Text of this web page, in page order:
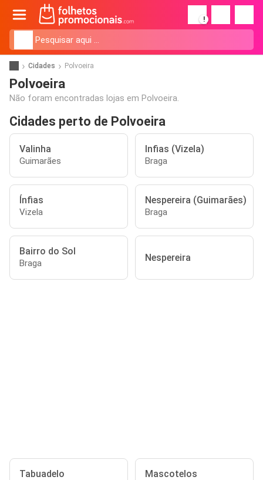
!
Cidades Polvoeira
Polvoeira
Não foram encontradas lojas em Polvoeira.
Cidades perto de Polvoeira
Valinha
Guimarães
Infias (Vizela)
Braga
Ínfias
Vizela
Nespereira (Guimarães)
Braga
Bairro do Sol
Braga Nespereira
Tabuadelo Mascotelos